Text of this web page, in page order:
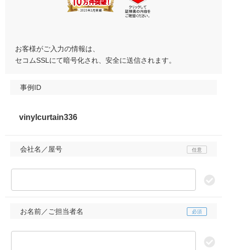
お客様がご入力の情報は、
セコムSSLにて暗号化され、安全に送信されます。
事例ID
会社名／屋号
お名前／ご担当者名